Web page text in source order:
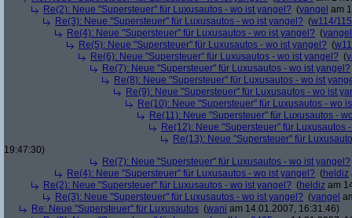
Re(2): Neue "Supersteuer" für Luxusautos - wo ist yangel? (yangel am
Re(3): Neue "Supersteuer" für Luxusautos - wo ist yangel? (w114/115
Re(4): Neue "Supersteuer" für Luxusautos - wo ist yangel? (yangel
Re(5): Neue "Supersteuer" für Luxusautos - wo ist yangel? (
Re(6): Neue "Supersteuer" für Luxusautos - wo ist yangel? (
Re(7): Neue "Supersteuer" für Luxusautos - wo ist yangel?
Re(8): Neue "Supersteuer" für Luxusautos - wo ist
Re(9): Neue "Supersteuer" für Luxusautos - wo ist
Re(10): Neue "Supersteuer" für Luxusautos - wo
Re(11): Neue "Supersteuer" für Luxusautos -
Re(12): Neue "Supersteuer" für Luxusautos
Re(13): Neue "Supersteuer" für
19:47:30)
Re(7): Neue "Supersteuer" für Luxusautos - wo ist yangel?
Re(4): Neue "Supersteuer" für Luxusautos - wo ist yangel? (heldiz
Re(2): Neue "Supersteuer" für Luxusautos - wo ist yangel? (heldiz am
Re(3): Neue "Supersteuer" für Luxusautos - wo ist yangel? (yangel
Re: Neue "Supersteuer" für Luxusautos (wani am 14.01.2007, 16:31:46)